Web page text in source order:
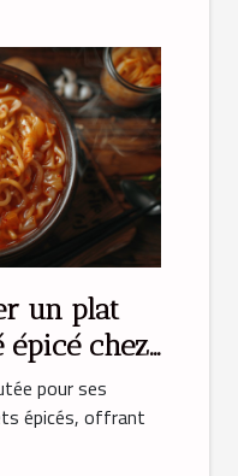
un plat
épicé chez
pour ses
épicés, offrant